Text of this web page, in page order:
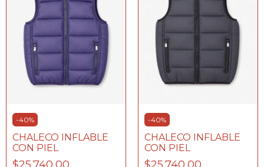
-40%
CHALECO INFLABLE
CON PIEL
-40%
CHALECO INFLABLE
CON PIEL